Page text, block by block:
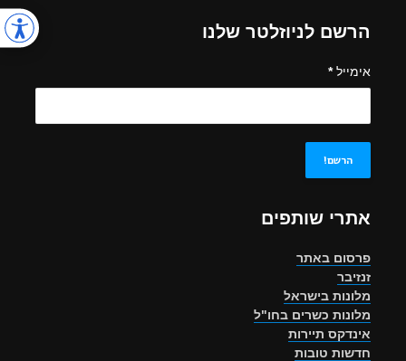
הרשם לניוזלטר שלנו
אימייל*
אתרי שותפים
פרסום באתר
זנזיבר
מלונות בישראל
מלונות כשרים בחו"ל
אינדקס תיירות
חדשות טובות